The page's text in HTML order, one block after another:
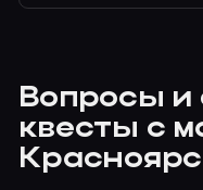
Вопросы и
квесты с